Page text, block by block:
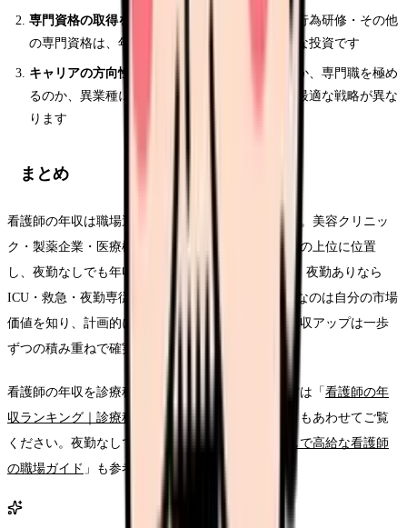
専門資格の取得を検討する：
認定看護師・特定行為研修・その他
の専門資格は、年収アップに直結する最も確実な投資です
キャリアの方向性を決める：
管理職を目指すのか、専門職を極め
るのか、異業種に転じるのか。方向性によって最適な戦略が異な
ります
まとめ
看護師の年収は職場選びと戦略で大きく変わります。美容クリニッ
ク・製薬企業・医療機器メーカーが年収ランキングの上位に位置
し、夜勤なしでも年収600万円以上が十分狙えます。夜勤ありなら
ICU・救急・夜勤専従が高収入のルートです。大切なのは自分の市場
価値を知り、計画的にキャリアを設計すること。年収アップは一歩
ずつの積み重ねで確実に実現できます。
看護師の年収を診療科・都道府県別に比較したい方は「看護師の年
収ランキング｜診療科・都道府県別【2026年版】
」もあわせてご覧
ください。夜勤なしで高給を目指す方は「
夜勤なしで高給な看護師
の職場ガイド 」も参考になります。